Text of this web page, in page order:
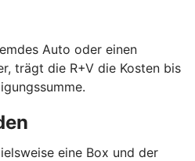
Auto oder einen
trägt die R+V die Kosten bis
eine Box und der